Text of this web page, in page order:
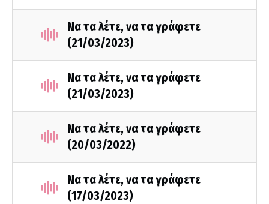
Να τα λέτε, να τα γράφετε
(21/03/2023)
Να τα λέτε, να τα γράφετε
(21/03/2023)
Να τα λέτε, να τα γράφετε
(20/03/2022)
Να τα λέτε, να τα γράφετε
(17/03/2023)